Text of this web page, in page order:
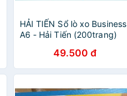
HẢI TIẾN Sổ lò xo Business
A6 - Hải Tiến (200trang)
49.500 đ